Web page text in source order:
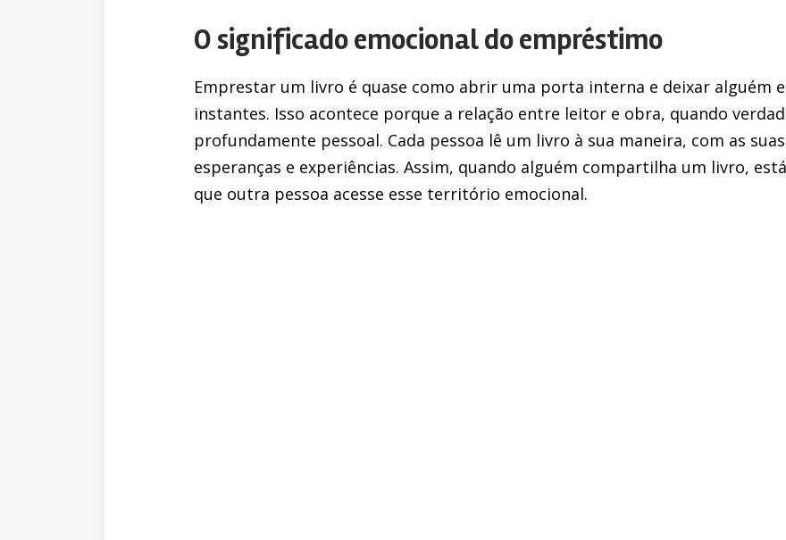
O significado emocional do empréstimo
Emprestar um livro é quase como abrir uma porta interna e deixar alguém
instantes. Isso acontece porque a relação entre leitor e obra, quando
profundamente pessoal. Cada pessoa lê um livro à sua maneira, com as
esperanças e experiências. Assim, quando alguém compartilha um livro,
que outra pessoa acesse esse território emocional.